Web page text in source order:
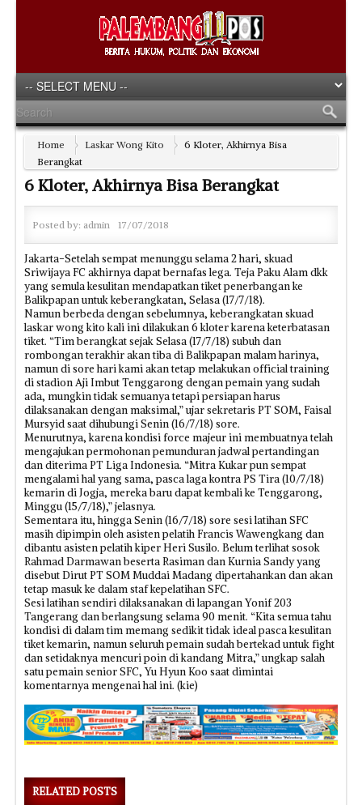
Home Laskar Wong Kito
6 Kloter, Akhirnya Bisa
Berangkat
6 Kloter, Akhirnya Bisa Berangkat
Posted by: admin 17/07/2018
Jakarta-Setelah sempat menunggu selama 2 hari, skuad
Sriwijaya FC akhirnya dapat bernafas lega. Teja Paku Alam dkk
yang semula kesulitan mendapatkan tiket penerbangan ke
Balikpapan untuk keberangkatan, Selasa (17/7/18).
Namun berbeda dengan sebelumnya, keberangkatan skuad
laskar wong kito kali ini dilakukan 6 kloter karena keterbatasan
tiket. “Tim berangkat sejak Selasa (17/7/18) subuh dan
rombongan terakhir akan tiba di Balikpapan malam harinya,
namun di sore hari kami akan tetap melakukan official training
di stadion Aji Imbut Tenggarong dengan pemain yang sudah
ada, mungkin tidak semuanya tetapi persiapan harus
dilaksanakan dengan maksimal,” ujar sekretaris PT SOM, Faisal
Mursyid saat dihubungi Senin (16/7/18) sore.
Menurutnya, karena kondisi force majeur ini membuatnya telah
mengajukan permohonan pemunduran jadwal pertandingan
dan diterima PT Liga Indonesia. “Mitra Kukar pun sempat
mengalami hal yang sama, pasca laga kontra PS Tira (10/7/18)
kemarin di Jogja, mereka baru dapat kembali ke Tenggarong,
Minggu (15/7/18),” jelasnya.
Sementara itu, hingga Senin (16/7/18) sore sesi latihan SFC
masih dipimpin oleh asisten pelatih Francis Wawengkang dan
dibantu asisten pelatih kiper Heri Susilo. Belum terlihat sosok
Rahmad Darmawan beserta Rasiman dan Kurnia Sandy yang
disebut Dirut PT SOM Muddai Madang dipertahankan dan akan
tetap masuk ke dalam staf kepelatihan SFC.
Sesi latihan sendiri dilaksanakan di lapangan Yonif 203
Tangerang dan berlangsung selama 90 menit. “Kita semua tahu
kondisi di dalam tim memang sedikit tidak ideal pasca kesulitan
tiket kemarin, namun seluruh pemain sudah bertekad untuk fight
dan setidaknya mencuri poin di kandang Mitra,” ungkap salah
satu pemain senior SFC, Yu Hyun Koo saat dimintai
komentarnya mengenai hal ini. (kie)
RELATED POSTS